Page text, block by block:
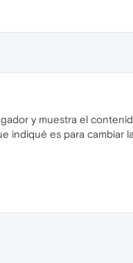
y muestra el
es para cambiar